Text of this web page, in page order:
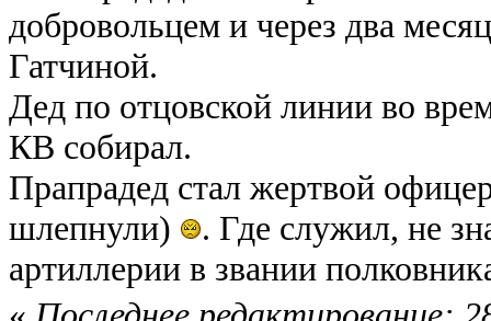
добровольцем и через два
Гатчиной.
Дед по отцовской линии во
КВ собирал.
Прапрадед стал жертвой
шлепнули)
. Где служил, не
артиллерии в звании